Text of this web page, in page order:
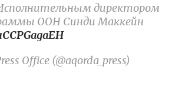
Исполнительным директором
ООН Синди Маккейн
Office (@aqorda_press)